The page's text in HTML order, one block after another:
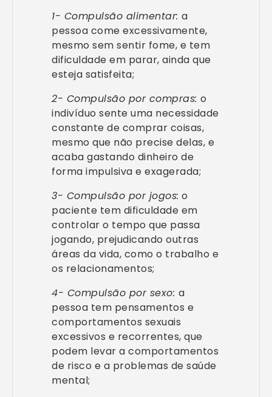
1- Compulsão alimentar: a
pessoa come excessivamente,
mesmo sem sentir fome, e tem
dificuldade em parar, ainda que
esteja satisfeita;
2- Compulsão por compras: o
indivíduo sente uma necessidade
constante de comprar coisas,
mesmo que não precise delas, e
acaba gastando dinheiro de
forma impulsiva e exagerada;
3- Compulsão por jogos: o
paciente tem dificuldade em
controlar o tempo que passa
jogando, prejudicando outras
áreas da vida, como o trabalho e
os relacionamentos;
4- Compulsão por sexo: a
pessoa tem pensamentos e
comportamentos sexuais
excessivos e recorrentes, que
podem levar a comportamentos
de risco e a problemas de saúde
mental;